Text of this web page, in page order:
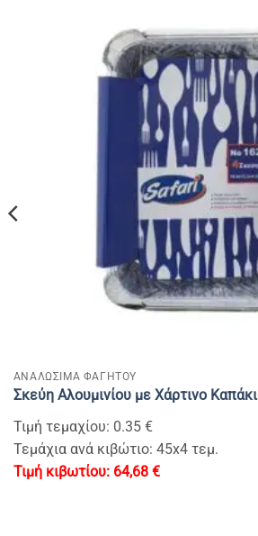
ΑΝΑΛΩΣΙΜΑ ΦΑΓΗΤΟΥ
Σκεύη Αλουμινίου με Χάρτινο Καπάκι
Τιμή τεμαχίου: 0.35 €
Τεμάχια ανά κιβώτιο: 45x4 τεμ.
64,68 €